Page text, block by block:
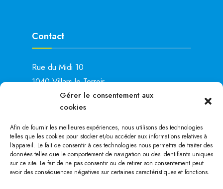
Gérer le consentement aux
cookies
Afin de fournir les meilleures expériences, nous utilisons des technologies
telles que les cookies pour stocker et/ou accéder aux informations relatives à
l'appareil. Le fait de consentir à ces technologies nous permettra de traiter des
données telles que le comportement de navigation ou des identifiants uniques
sur ce site. Le fait de ne pas consentir ou de retirer son consentement peut
avoir des conséquences négatives sur certaines caractéristiques et fonctions.
Contact
Rue du Midi 10
1040 Villars-le-Terroir
Lu: 15h00 – 19h00
Ma: 14h00 – 16h00
Je: 8h00 – 11h00
Tél. :021 881 28 25